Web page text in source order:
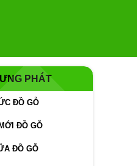
PHÁT
ĐỒ GỖ
ĐỒ GỖ
ĐỒ GỖ